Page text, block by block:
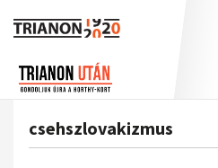
interpretációk
csehszlovakizmus